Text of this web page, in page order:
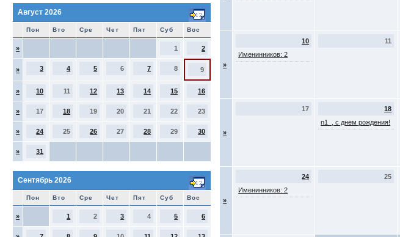
Август 2026
Пон Вто Сре Чет Пят Суб Вос
» 1 2
» 3 4 5 6 7 8 9
» 10 11 12 13 14 15 16
» 17 18 19 20 21 22 23
» 24 25 26 27 28 29 30
» 31
Сентябрь 2026
Пон Вто Сре Чет Пят Суб Вос
» 1 2 3 4 5 6
»
10
Именинников: 2
11
»
17
18
n1_, с днем рождения!
»
24
Именинников: 2
25